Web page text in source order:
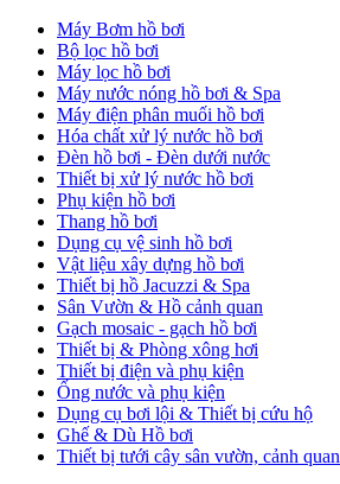
Máy Bơm hồ bơi
Bộ lọc hồ bơi
Máy lọc hồ bơi
Máy nước nóng hồ bơi & Spa
Máy điện phân muối hồ bơi
Hóa chất xử lý nước hồ bơi
Đèn hồ bơi - Đèn dưới nước
Thiết bị xử lý nước hồ bơi
Phụ kiện hồ bơi
Thang hồ bơi
Dụng cụ vệ sinh hồ bơi
Vật liệu xây dựng hồ bơi
Thiết bị hồ Jacuzzi & Spa
Sân Vườn & Hồ cảnh quan
Gạch mosaic - gạch hồ bơi
Thiết bị & Phòng xông hơi
Thiết bị điện và phụ kiện
Ống nước và phụ kiện
Dụng cụ bơi lội & Thiết bị cứu hộ
Ghế & Dù Hồ bơi
Thiết bị tưới cây sân vườn, cảnh quan